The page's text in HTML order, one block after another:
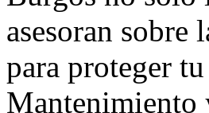
asesoran sobre
para proteger
Mantenimiento